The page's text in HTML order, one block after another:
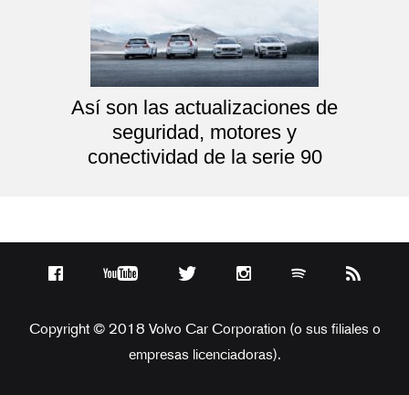
Así son las actualizaciones de
seguridad, motores y
conectividad de la serie 90
Copyright © 2018 Volvo Car Corporation (o sus filiales o
empresas licenciadoras).